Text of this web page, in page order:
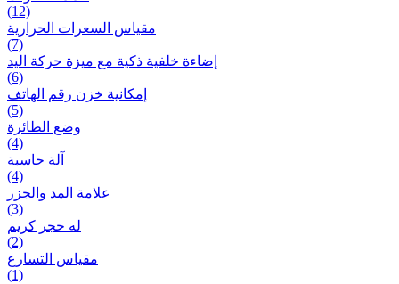
(12)
مقیاس السعرات الحرارية
(7)
إضاءة خلفية ذكية مع ميزة حرکة اليد
(6)
إمكانية خزن رقم الهاتف
(5)
وضع الطائرة
(4)
آلة حاسبة
(4)
علامة المد والجزر
(3)
له حجر كريم
(2)
مقياس التسارع
(1)